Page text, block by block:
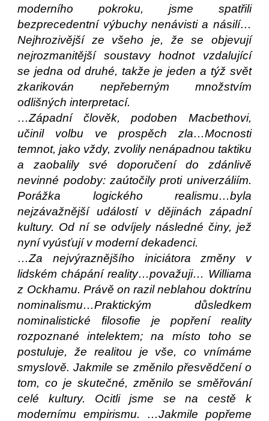
moderního pokroku, jsme spatřili
bezprecedentní výbuchy nenávisti a násilí…
Nejhrozivější ze všeho je, že se objevují
nejrozmanitější soustavy hodnot vzdalující
se jedna od druhé, takže je jeden a týž svět
zkarikován nepřeberným množstvím
odlišných interpretací.
…Západní člověk, podoben Macbethovi,
učinil volbu ve prospěch zla…Mocnosti
temnot, jako vždy, zvolily nenápadnou taktiku
a zaobalily své doporučení do zdánlivě
nevinné podoby: zaútočily proti univerzáliím.
Porážka logického realismu…byla
nejzávažnější událostí v dějinách západní
kultury. Od ní se odvíjely následné činy, jež
nyní vyúsťují v moderní dekadenci.
…Za nejvýraznějšího iniciátora změny v
lidském chápání reality…považuji… Williama
z Ockhamu. Právě on razil neblahou doktrínu
nominalismu…Praktickým důsledkem
nominalistické filosofie je popření reality
rozpoznané intelektem; na místo toho se
postuluje, že realitou je vše, co vnímáme
smyslově. Jakmile se změnilo přesvědčení o
tom, co je skutečné, změnilo se směřování
celé kultury. Ocitli jsme se na cestě k
modernímu empirismu. …Jakmile popřeme